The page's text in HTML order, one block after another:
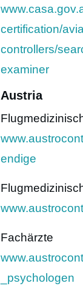
certification/
controllers/
examiner
Austria
endige
Fachärzte
_psychologen